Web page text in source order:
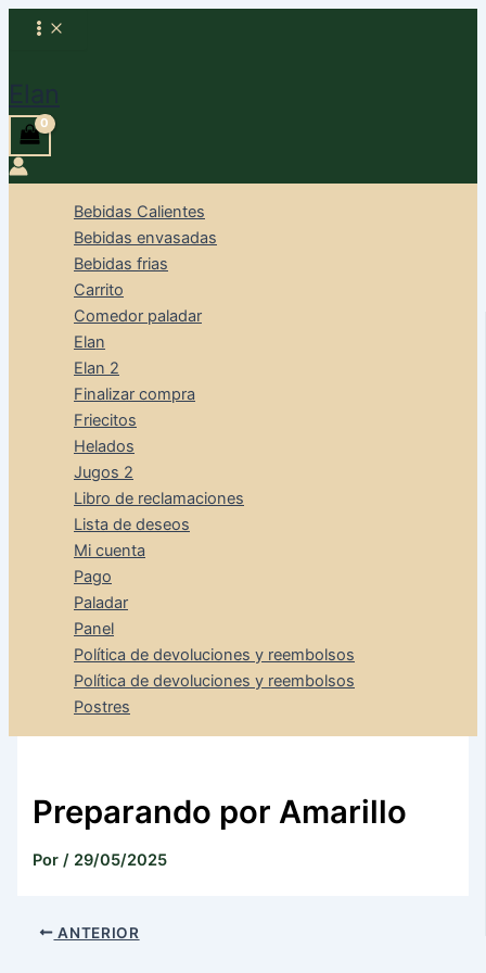
Bebidas Calientes
Bebidas envasadas
Bebidas frias
Carrito
Comedor paladar
Elan
Elan 2
Finalizar compra
Friecitos
Helados
Jugos 2
Libro de reclamaciones
Lista de deseos
Mi cuenta
Pago
Paladar
Panel
Política de devoluciones y reembolsos
Política de devoluciones y reembolsos
Postres
Preparando por Amarillo
Por/ 29/05/2025
ANTERIOR